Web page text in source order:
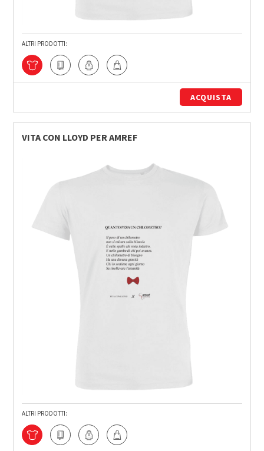
ALTRI PRODOTTI:
ACQUISTA
VITA CON LLOYD PER AMREF
ALTRI PRODOTTI: